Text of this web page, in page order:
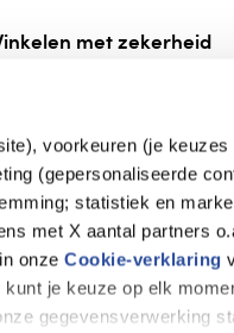
voorkeuren (je keuzes
(gepersonaliseerde
statistiek en
met X aantal partners
onzeCookie-verklaring
je keuze op elk
gegevensverwerking
met zekerheid
verklaring